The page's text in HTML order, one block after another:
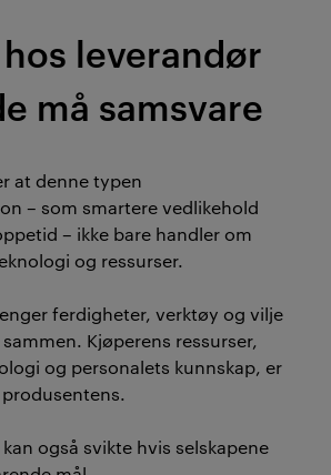
leverandør
må samsvare
at denne typen
– som smartere vedlikehold
– ikke bare handler om
og ressurser.
ferdigheter, verktøy og vilje
Kjøperens ressurser,
og personalets kunnskap, er
også svikte hvis selskapene